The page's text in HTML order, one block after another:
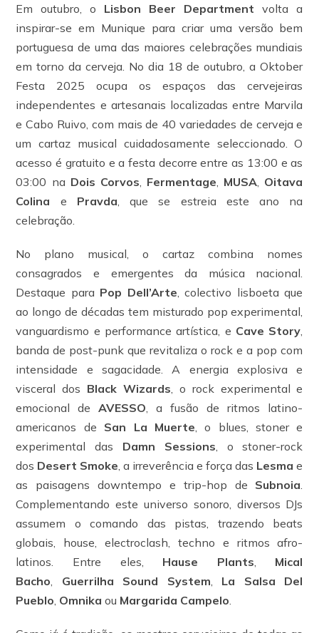
Em outubro, o Lisbon Beer Department volta a
inspirar-se em Munique para criar uma versão bem
portuguesa de uma das maiores celebrações mundiais
em torno da cerveja. No dia 18 de outubro, a Oktober
Festa 2025 ocupa os espaços das cervejeiras
independentes e artesanais localizadas entre Marvila
e Cabo Ruivo, com mais de 40 variedades de cerveja e
um cartaz musical cuidadosamente seleccionado. O
acesso é gratuito e a festa decorre entre as 13:00 e as
03:00 na Dois Corvos Fermentage MUSA Oitava
Colina e Pravda , que se estreia este ano na
celebração.
No plano musical, o cartaz combina nomes
consagrados e emergentes da música nacional.
Destaque para Pop Dell’Arte , colectivo lisboeta que
ao longo de décadas tem misturado pop experimental,
vanguardismo e performance artística, e Cave Story
banda de post-punk que revitaliza o rock e a pop com
intensidade e sagacidade. A energia explosiva e
visceral dos Black Wizards , o rock experimental e
emocional deAVESSO , a fusão de ritmos latino-
americanos de San La Muerte , o blues, stoner e
experimental das Damn Sessions , o stoner-rock
dos Desert Smoke , a irreverência e força das Lesma e
as paisagens downtempo e trip-hop de Subnoia
Complementando este universo sonoro, diversos DJs
assumem o comando das pistas, trazendo beats
globais, house, electroclash, techno e ritmos afro-
latinos. Entre eles, Hause Plants
Mical
Bacho
Guerrilha Sound System
La Salsa Del
Pueblo Omnikaou Margarida Campelo